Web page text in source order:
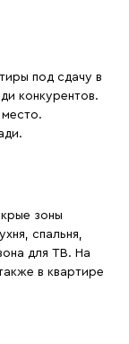
под сдачу в
конкурентов.
зоны
спальня,
для ТВ. На
в квартире